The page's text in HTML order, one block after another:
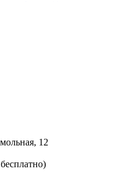
12